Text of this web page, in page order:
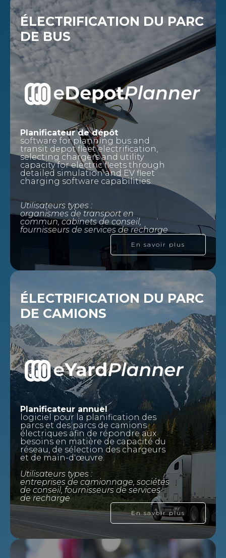
ÉLECTRIFICATION DU PARC
DE BUS
Planificateur de dépôt
software for planning bus and
transit depot fleet electrification,
selecting chargers and utility
capacity for electric fleets through
detailed simulation and EV fleet
charging software capabilities.
Utilisateurs types :
organismes de transport en
commun, cabinets de conseil,
fournisseurs de services de recharge
En savoir plus
ÉLECTRIFICATION DU PARC
DE CAMIONS
Planificateur annuel
logiciel pour la planification des
parcs et des parcs de camions
électriques afin de répondre aux
besoins en matière de capacité du
réseau, de sélection des chargeurs
et de main-d'œuvre.
Utilisateurs types :
entreprises de camionnage, sociétés
de conseil, fournisseurs de services
de recharge
En savoir plus